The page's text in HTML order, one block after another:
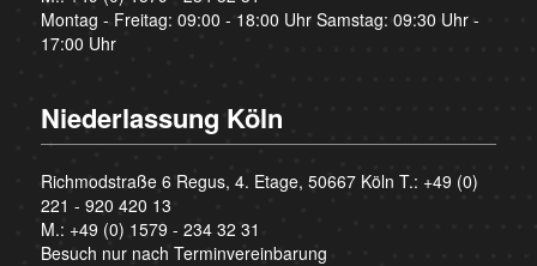
Montag - Freitag: 09:00 - 18:00 Uhr Samstag: 09:30 Uhr -
17:00 Uhr
Niederlassung Köln
Richmodstraße 6 Regus, 4. Etage, 50667 Köln T.: +49 (0)
221 - 920 420 13
M.: +49 (0) 1579 - 234 32 31
Besuch nur nach Terminvereinbarung